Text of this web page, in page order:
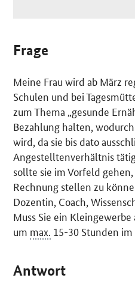
Frage
Meine Frau wird ab März
Schulen und bei
zum Thema „gesunde
Bezahlung halten,
wird, da sie bis dato
Angestelltenverhältnis
sollte sie im Vorfeld
Rechnung stellen zu
Dozentin, Coach,
Muss Sie ein
um max. 15-30 Stunden
Antwort